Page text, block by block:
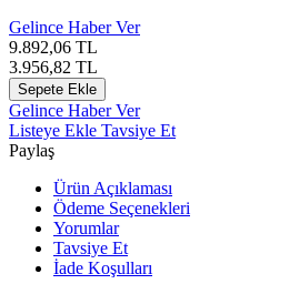
Gelince Haber Ver
9.892,06 TL
3.956,82 TL
Sepete Ekle
Gelince Haber Ver
Listeye Ekle Tavsiye Et
Paylaş
Ürün Açıklaması
Ödeme Seçenekleri
Yorumlar
Tavsiye Et
İade Koşulları